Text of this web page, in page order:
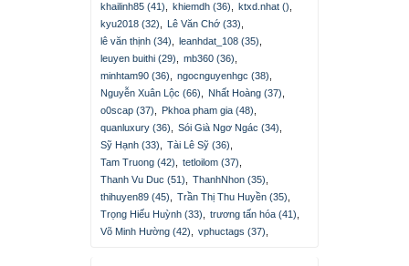
khailinh85 (41)
khiemdh (36) ktxd.nhat ()
kyu2018 (32)
Lê Văn Chớ (33)
lê văn thịnh (34)
leanhdat_108 (35)
leuyen buithi (29)
mb360 (36)
minhtam90 (36)
ngocnguyenhgc (38)
Nguyễn Xuân Lộc (66)
Nhất Hoàng (37)
o0scap (37)
Pkhoa pham gia (48)
quanluxury (36)
Sói Già Ngơ Ngác (34)
Sỹ Hạnh (33)
Tài Lê Sỹ (36)
Tam Truong (42)
tetloilom (37)
Thanh Vu Duc (51)
ThanhNhon (35)
thihuyen89 (45)
Trần Thị Thu Huyền (35)
Trọng Hiếu Huỳnh (33)
trương tấn hóa (41)
Võ Minh Hường (42)
vphuctags (37)